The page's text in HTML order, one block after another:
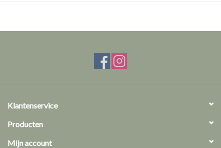
Klantenservice
Producten
Mijn account